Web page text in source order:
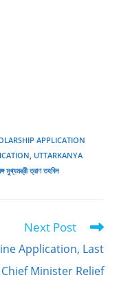
APPLICATION
, UTTARKANYA
মুখ্যমন্ত্রী ত্রাণ তহবিল
Next Post
Application, Last
Minister Relief